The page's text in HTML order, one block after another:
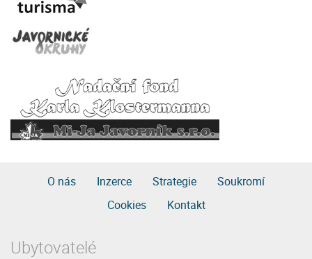
O nás Inzerce Strategie
Soukromí
Cookies
Kontakt
Ubytovatelé